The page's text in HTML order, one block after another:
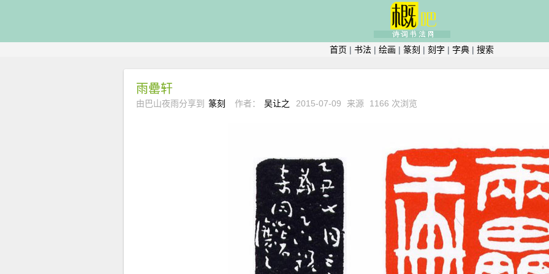
首页 | 书法 | 绘画 | 篆刻 | 刻字 | 字典 | 搜索
雨罍轩
由巴山夜雨分享到 篆刻 作者： 吴让之 2015-07-09 来源 1166 次浏览